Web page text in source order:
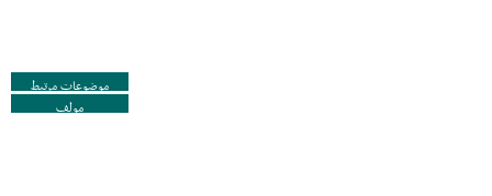
موضوعات مرتبط
مولف